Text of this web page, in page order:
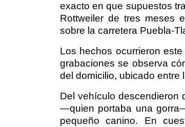
exacto en que supuestos
Rottweiler de tres meses
sobre la carretera Puebla-
Los hechos ocurrieron
grabaciones se observa
del domicilio, ubicado entre
Del vehículo descendieron
—quien portaba una
pequeño canino. En